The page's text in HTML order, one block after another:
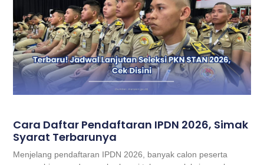
Cara Daftar Pendaftaran IPDN 2026, Simak
Syarat Terbarunya
Menjelang pendaftaran IPDN 2026, banyak calon peserta